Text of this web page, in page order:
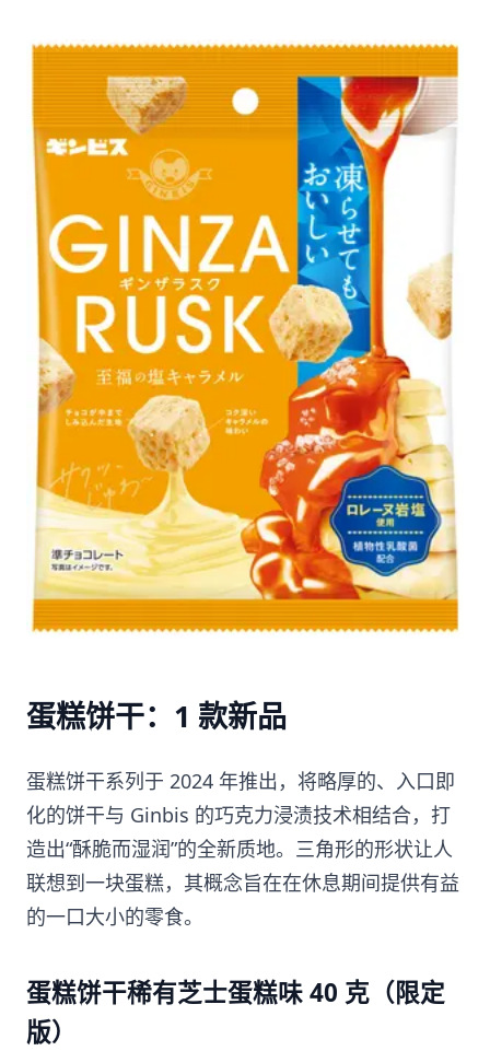
蛋糕饼干：1 款新品
蛋糕饼干系列于 2024 年推出，将略厚的、入口即
化的饼干与 Ginbis 的巧克力浸渍技术相结合，打
造出“酥脆而湿润”的全新质地。三角形的形状让人
联想到一块蛋糕，其概念旨在在休息期间提供有益
的一口大小的零食。
蛋糕饼干稀有芝士蛋糕味 40 克（限定
版）